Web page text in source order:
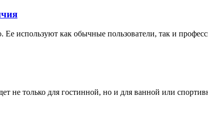
используют как обычные пользователи, так и
не только для гостинной, но и для ванной или